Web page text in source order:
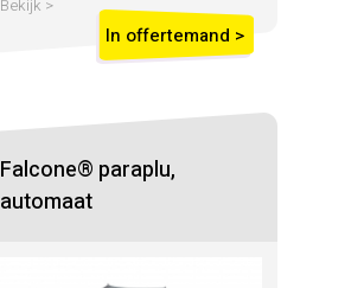
Bekijk >
In offertemand >
Falcone® paraplu,
automaat